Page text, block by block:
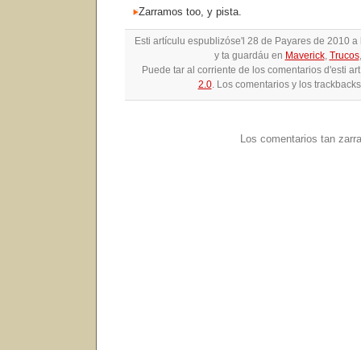
Zarramos too, y pista.
Esti artículu espublizóse'l 28 de Payares de 2010
y ta guardáu en Maverick, Trucos
Puede tar al corriente de los comentarios d'esti
2.0. Los comentarios y los
Los comentarios tan